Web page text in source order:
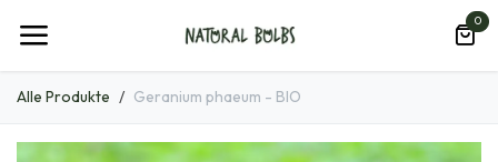
0
Alle Produkte Geranium phaeum - BIO